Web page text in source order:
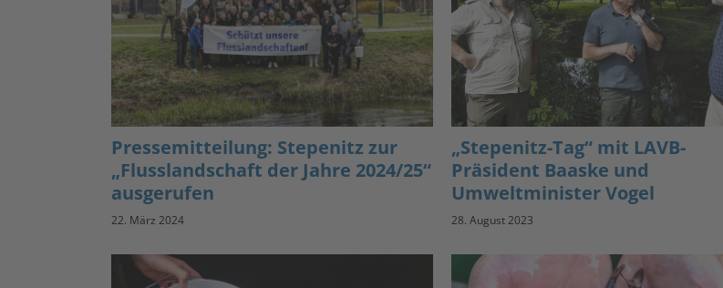
Pressemitteilung: Stepenitz zur
„Flusslandschaft der Jahre 2024/25“
ausgerufen
22. März 2024
„Stepenitz-Tag“ mit LAVB-
Präsident Baaske und
Umweltminister Vogel
28. August 2023